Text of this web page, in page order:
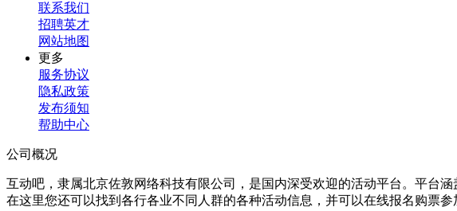
联系我们
招聘英才
网站地图
更多
服务协议
隐私政策
发布须知
帮助中心
公司概况
互动吧，隶属北京佐敦网络科技有限公司，是国内深受欢迎的活动平台。平台
在这里您还可以找到各行各业不同人群的各种活动信息，并可以在线报名购票